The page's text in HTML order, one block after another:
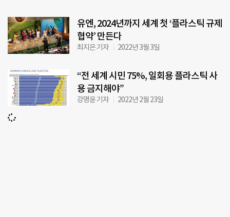
유엔, 2024년까지 세계 첫 ‘플라스틱 규제
협약’ 만든다
최지은 기자 2022년 3월 3일
“전 세계 시민 75%, 일회용 플라스틱 사
용 금지해야”
강명윤 기자 2022년 2월 23일